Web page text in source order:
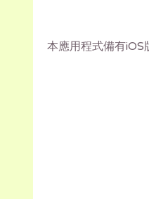
本應用程式備有